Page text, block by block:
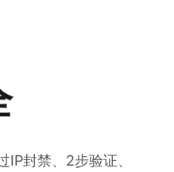
封禁、2步验证、